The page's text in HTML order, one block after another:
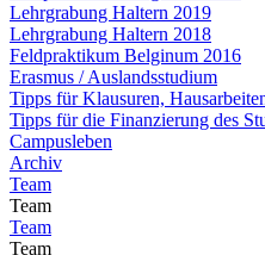
Lehrgrabung Haltern 2019
Lehrgrabung Haltern 2018
Feldpraktikum Belginum 2016
Erasmus / Auslandsstudium
Tipps für Klausuren,
Tipps für die Finanzierung des
Campusleben
Archiv
Team
Team
Team
Team